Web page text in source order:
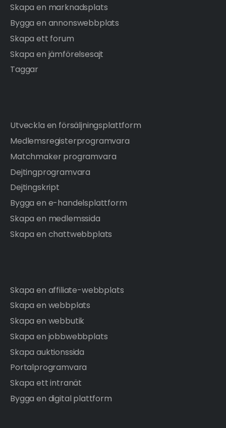
Skapa en marknadsplats
Bygga en annonswebbplats
Skapa ett forum
Skapa en jämförelsesajt
Taggar
Utveckla en försäljningsplattform
Medlemsregisterprogramvara
Matchmaker programvara
Dejtingprogramvara
Dejtingskript
Bygga en e-handelsplattform
Skapa en medlemssida
Skapa en chattwebbplats
Skapa en affiliate-webbplats
Skapa en webbplats
Skapa en webbutik
Skapa en jobbwebbplats
Skapa auktionssida
Portalprogramvara
Skapa ett intranät
Bygga en digital plattform